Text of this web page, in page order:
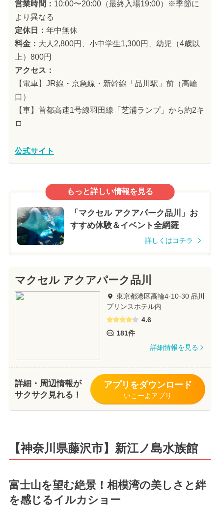
営業時間： 10:00〜20:00（最終入場19:00）※季節に
より異なる
定休日： 年中無休
料金： 大人2,800円、小中学生1,300円、幼児（4歳以
上）800円
アクセス：
【電車】JR線・京急線・新幹線「品川駅」前（高輪
口）
【車】首都高速1号線羽田線「芝浦ランプ」から約2キ
ロ
公式サイト
もっと詳しい情報を見る
「マクセル アクアパーク品川」お
すすめ体験＆イベント全網羅
詳しくはコチラ
マクセル アクアパーク品川
東京都港区高輪4-10-30 品川
プリンスホテル内
4.6
181件
詳細情報を見る
詳細・周辺情報が
サクサク見れる！
アプリをダウンロード
いこーよアプリ
【神奈川県藤沢市】新江ノ島水族館
富士山を望む絶景！相模湾の美しさと絆
を感じるイルカショー